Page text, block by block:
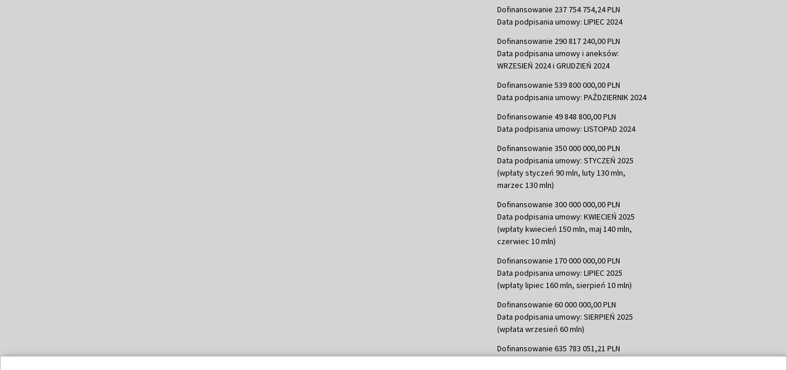
Dofinansowanie 237 754 754,24 PLN
Data podpisania umowy: LIPIEC 2024
Dofinansowanie 290 817 240,00 PLN
Data podpisania umowy i aneksów:
WRZESIEŃ 2024 i GRUDZIEŃ 2024
Dofinansowanie 539 800 000,00 PLN
Data podpisania umowy: PAŹDZIERNIK 2024
Dofinansowanie 49 848 800,00 PLN
Data podpisania umowy: LISTOPAD 2024
Dofinansowanie 350 000 000,00 PLN
Data podpisania umowy: STYCZEŃ 2025
(wpłaty styczeń 90 mln, luty 130 mln,
marzec 130 mln)
Dofinansowanie 300 000 000,00 PLN
Data podpisania umowy: KWIECIEŃ 2025
(wpłaty kwiecień 150 mln, maj 140 mln,
czerwiec 10 mln)
Dofinansowanie 170 000 000,00 PLN
Data podpisania umowy: LIPIEC 2025
(wpłaty lipiec 160 mln, sierpień 10 mln)
Dofinansowanie 60 000 000,00 PLN
Data podpisania umowy: SIERPIEŃ 2025
(wpłata wrzesień 60 mln)
Dofinansowanie 635 783 051,21 PLN